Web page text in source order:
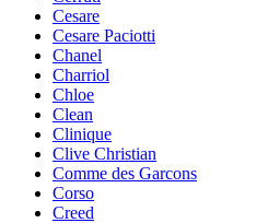
Cesare
Cesare Paciotti
Chanel
Charriol
Chloe
Clean
Clinique
Clive Christian
Comme des Garcons
Corso
Creed